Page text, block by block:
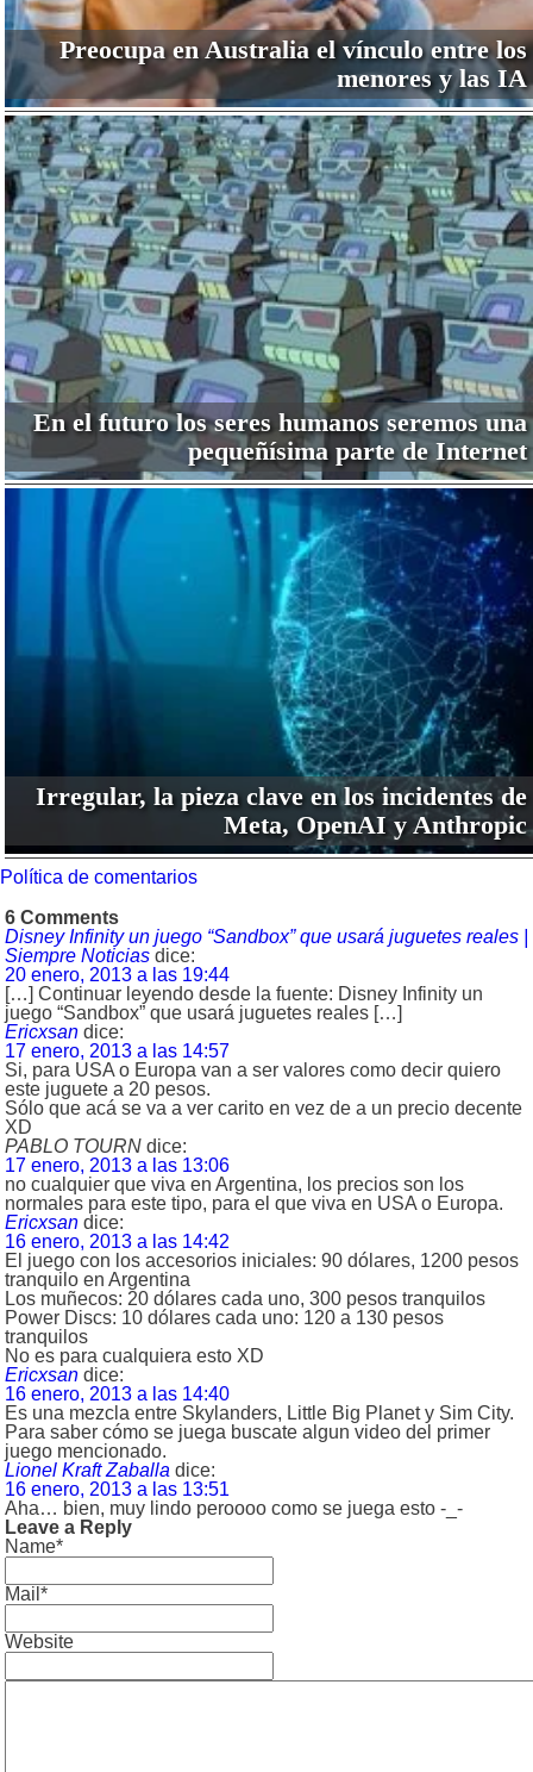
Preocupa en Australia el vínculo entre los
menores y las IA
En el futuro los seres humanos seremos una
pequeñísima parte de Internet
Irregular, la pieza clave en los incidentes de
Meta, OpenAI y Anthropic
Política de comentarios
6 Comments
Disney Infinity un juego “Sandbox” que usará juguetes reales |
Siempre Noticias dice:
20 enero, 2013 a las 19:44
[…] Continuar leyendo desde la fuente: Disney Infinity un
juego “Sandbox” que usará juguetes reales […]
Ericxsan dice:
17 enero, 2013 a las 14:57
Si, para USA o Europa van a ser valores como decir quiero
este juguete a 20 pesos.
Sólo que acá se va a ver carito en vez de a un precio decente
XD
PABLO TOURN dice:
17 enero, 2013 a las 13:06
no cualquier que viva en Argentina, los precios son los
normales para este tipo, para el que viva en USA o Europa.
Ericxsan dice:
16 enero, 2013 a las 14:42
El juego con los accesorios iniciales: 90 dólares, 1200 pesos
tranquilo en Argentina
Los muñecos: 20 dólares cada uno, 300 pesos tranquilos
Power Discs: 10 dólares cada uno: 120 a 130 pesos
tranquilos
No es para cualquiera esto XD
Ericxsan dice:
16 enero, 2013 a las 14:40
Es una mezcla entre Skylanders, Little Big Planet y Sim City.
Para saber cómo se juega buscate algun video del primer
juego mencionado.
Lionel Kraft Zaballa dice:
16 enero, 2013 a las 13:51
Aha… bien, muy lindo peroooo como se juega esto -_-
Leave a Reply
Name*
Mail*
Website